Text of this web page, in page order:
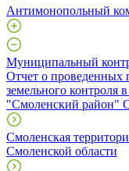
Антимонопольный
Муниципальный
Отчет о проведенных
земельного контроля
"Смоленский район"
Смоленская
Смоленской области